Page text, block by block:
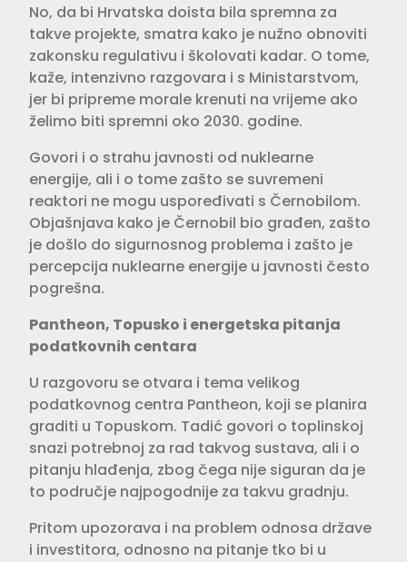
No, da bi Hrvatska doista bila spremna za
takve projekte, smatra kako je nužno obnoviti
zakonsku regulativu i školovati kadar. O tome,
kaže, intenzivno razgovara i s Ministarstvom,
jer bi pripreme morale krenuti na vrijeme ako
želimo biti spremni oko 2030. godine.
Govori i o strahu javnosti od nuklearne
energije, ali i o tome zašto se suvremeni
reaktori ne mogu uspoređivati s Černobilom.
Objašnjava kako je Černobil bio građen, zašto
je došlo do sigurnosnog problema i zašto je
percepcija nuklearne energije u javnosti često
pogrešna.
Pantheon, Topusko i energetska pitanja
podatkovnih centara
U razgovoru se otvara i tema velikog
podatkovnog centra Pantheon, koji se planira
graditi u Topuskom. Tadić govori o toplinskoj
snazi potrebnoj za rad takvog sustava, ali i o
pitanju hlađenja, zbog čega nije siguran da je
to područje najpogodnije za takvu gradnju.
Pritom upozorava i na problem odnosa države
i investitora, odnosno na pitanje tko bi u